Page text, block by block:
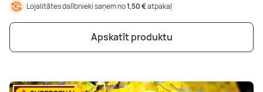
Lojalitātes dalībnieki saņem no1,50 €atpakaļ
Apskatīt produktu